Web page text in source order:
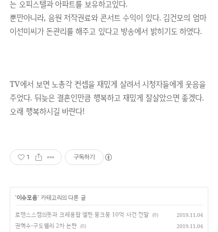
는 오피스텔과 아파트를 보유하고있다.
뿐만아니라, 음원 저작권료와 콘서트 수익이 있다. 김건모의 엄마
이선미씨가 돈관리를 해주고 있다고 방송에서 밝히기도 하였다.
TV에서 보면 노총각 컨셉을 재밌게 살려서 시청자들에게 웃음을
주었다. 뒤늦은 결혼인만큼 행복하고 재밌게 잘살았으면 좋겠다.
오래 행복하시길 바란다!
1 구독하기
'이슈모음' 카테고리의 다른 글
로맨스스캠의뜻과 크레용팝 엘린 뭉크뭉 10억 사건 전말 (0) 2019.11.04
권혁수-구도쉘리 2차 논란 (0) 2019.11.04